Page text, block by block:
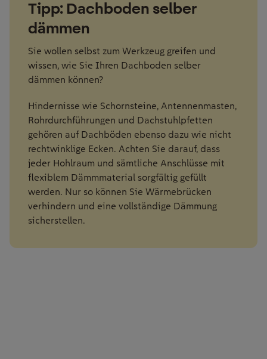
Tipp: Dachboden selber
dämmen
Sie wollen selbst zum Werkzeug greifen und
wissen, wie Sie Ihren Dachboden selber
dämmen können?
Hindernisse wie Schornsteine, Antennenmasten,
Rohrdurchführungen und Dachstuhlpfetten
gehören auf Dachböden ebenso dazu wie nicht
rechtwinklige Ecken. Achten Sie darauf, dass
jeder Hohlraum und sämtliche Anschlüsse mit
flexiblem Dämmmaterial sorgfältig gefüllt
werden. Nur so können Sie Wärmebrücken
verhindern und eine vollständige Dämmung
sicherstellen.